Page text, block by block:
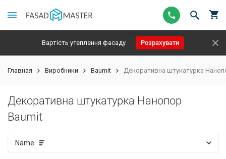
Вартість утеплення фасаду Розрахувати
Главная Виробники Baumit Декоративна штукатурка
Декоративна штукатурка Нанопор
Baumit
Name